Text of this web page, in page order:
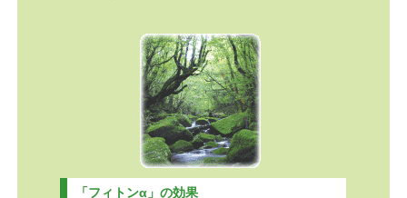
「フィトンα」の効果